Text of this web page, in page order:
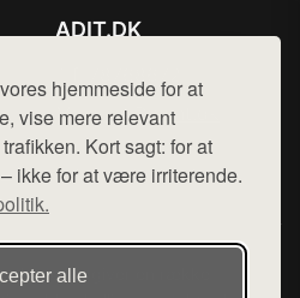
hjemmeside for at
vise mere relevant
Kort sagt: for at
ikke for at være irriterende.
alle
ADIT.DK
Mail: hej@want.dk
Cookie- og privatlivspolitik
der udgiver en række